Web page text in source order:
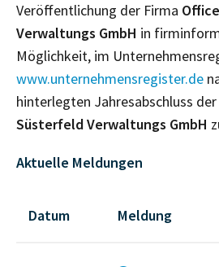
Veröffentlichung der Firma
Verwaltungs GmbH in
Möglichkeit, im
www.unternehmensregister.de
hinterlegten Jahresabschluss
Süsterfeld Verwaltungs GmbH
Aktuelle Meldungen
Datum Meldung